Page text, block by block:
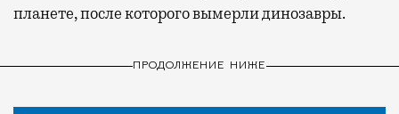
планете, после которого вымерли динозавры.
ПРОДОЛЖЕНИЕ НИЖЕ